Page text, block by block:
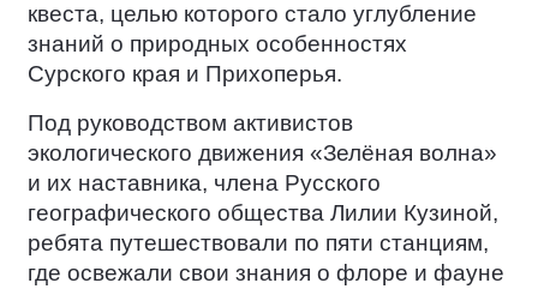
квеста, целью которого стало углубление
знаний о природных особенностях
Сурского края и Прихоперья.
Под руководством активистов
экологического движения «Зелёная волна»
и их наставника, члена Русского
географического общества Лилии Кузиной,
ребята путешествовали по пяти станциям,
где освежали свои знания о флоре и фауне